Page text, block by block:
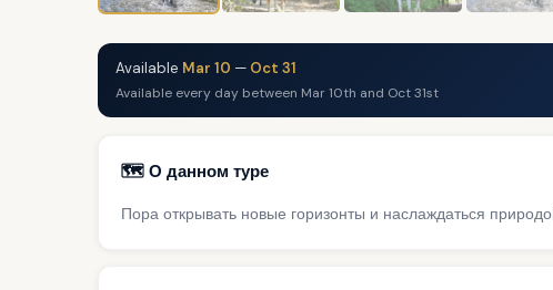
Available Mar 10 — Oct 31
Available every day between Mar 10th and Oct 31st
🗺️ О данном туре
Пора открывать новые горизонты и наслаждаться